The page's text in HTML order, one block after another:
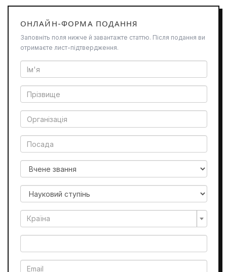
ОНЛАЙН-ФОРМА ПОДАННЯ
Заповніть поля нижче й завантажте статтю. Після подання ви
отримаєте лист-підтвердження.
Країна